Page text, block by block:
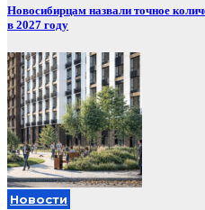
Новосибирцам назвали точное
в 2027 году
Новости